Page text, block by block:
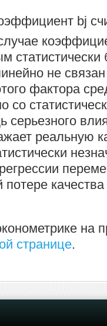
bj
не
фактора
со
серьезного
реальную
на
странице.